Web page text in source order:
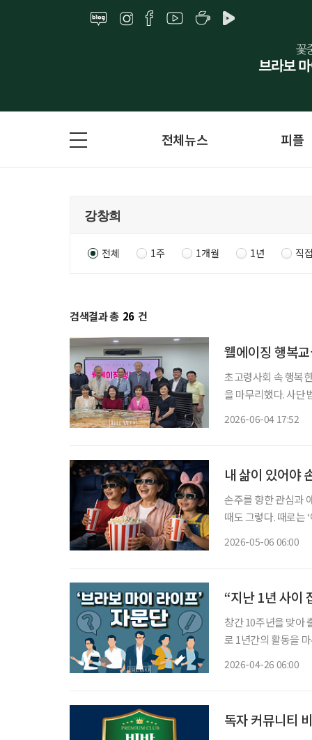
전체뉴스 피플
전체 1주 1개월 1년 직
검색결과 총 26 건
웰에이징 행복
초고령사회 속 행복
을 마무리했다. 사단법인 동아노인복지연구소가 주최하고 이투데이피엔씨의 시니어 매거진
2026-06-04 17:52
내 삶이 있어야
손주를 향한 관심과
때도 그렇다. 때로는
2026-05-06 06:00
“지난 1년 사이
창간 10주년을 맞아
로 1년간의 활동을 마무리했다. ‘브라보 마이 라이프’는
2026-04-26 06:00
독자 커뮤니티